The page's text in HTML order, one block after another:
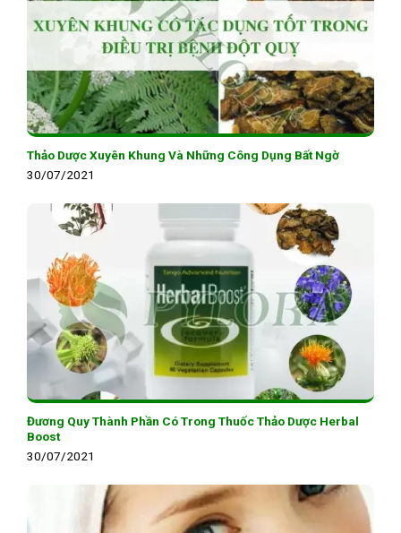
Thảo Dược Xuyên Khung Và Những Công Dụng Bất Ngờ
30/07/2021
Đương Quy Thành Phần Có Trong Thuốc Thảo Dược Herbal
Boost
30/07/2021